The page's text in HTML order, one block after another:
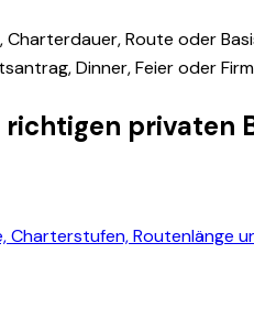
Route oder
Dinner, Feier oder
richtigen privaten
Routenlänge